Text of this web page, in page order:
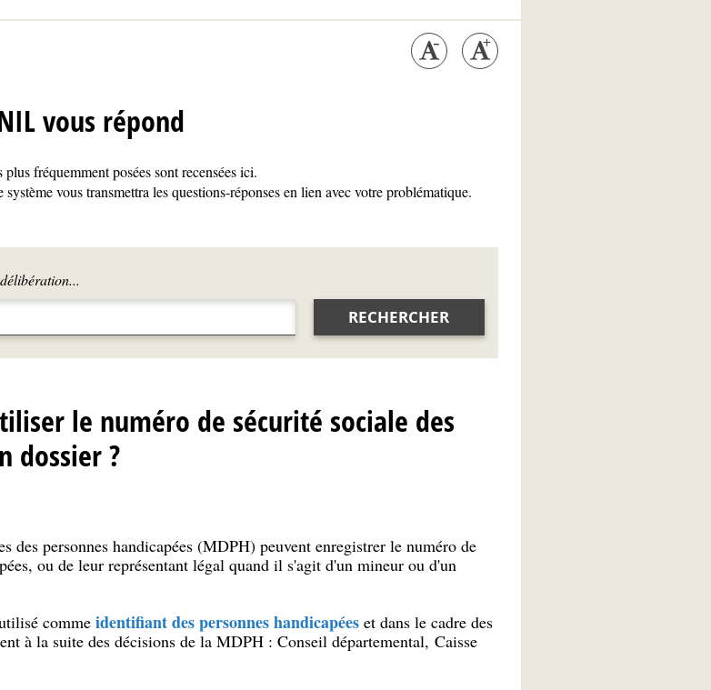
vous répond
fréquemment posées sont recensées ici.
vous transmettra les questions-réponses en lien avec votre problématique.
RECHERCHER
le numéro de sécurité sociale des
dossier ?
des personnes handicapées (MDPH) peuvent enregistrer le numéro de
ou de leur représentant légal quand il s'agit d'un mineur ou d'un
comme identifiant des personnes handicapéeset dans le cadre des
à la suite des décisions de la MDPH : Conseil départemental, Caisse